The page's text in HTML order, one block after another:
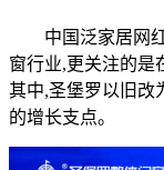
中国泛家居网红
窗行业,更关注的是
其中,圣堡罗以旧改
的增长支点。